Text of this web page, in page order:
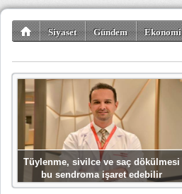
Siyaset Gündem Ekonomi
Tüylenme, sivilce ve saç dökülmesi
bu sendroma işaret edebilir